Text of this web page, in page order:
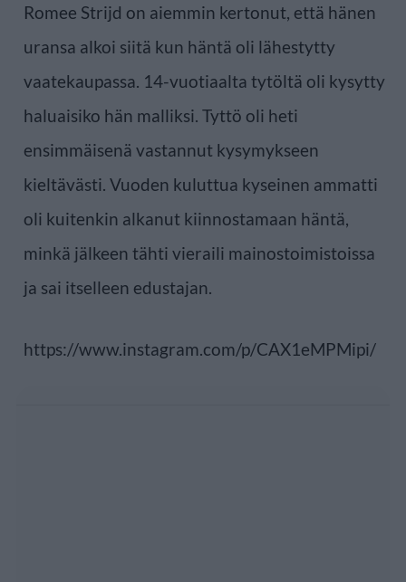
Romee Strijd on aiemmin kertonut, että hänen
uransa alkoi siitä kun häntä oli lähestytty
vaatekaupassa. 14-vuotiaalta tytöltä oli kysytty
haluaisiko hän malliksi. Tyttö oli heti
ensimmäisenä vastannut kysymykseen
kieltävästi. Vuoden kuluttua kyseinen ammatti
oli kuitenkin alkanut kiinnostamaan häntä,
minkä jälkeen tähti vieraili mainostoimistoissa
ja sai itselleen edustajan.
https://www.instagram.com/p/CAX1eMPMipi/